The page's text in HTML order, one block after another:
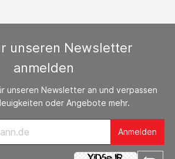
unseren Newsletter
anmelden
unseren Newsletter an und verpassen
oder Angebote mehr.
Anmelden